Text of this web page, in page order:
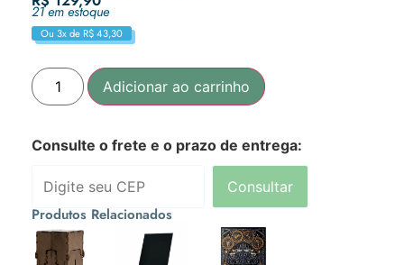
21 em estoque
Ou 3x de R$43,30
Adicionar ao carrinho
Consulte o frete e o prazo de entrega:
Consultar
Produtos Relacionados